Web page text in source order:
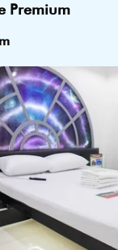
Premium